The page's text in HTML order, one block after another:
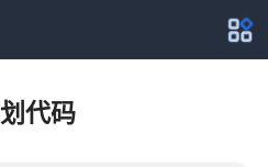
代码